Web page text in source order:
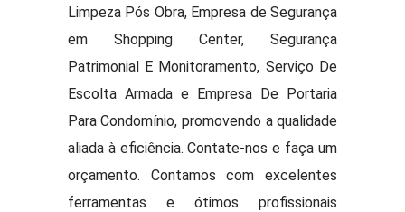
Limpeza Pós Obra, Empresa de Segurança
em Shopping Center, Segurança
Patrimonial E Monitoramento, Serviço De
Escolta Armada e Empresa De Portaria
Para Condomínio, promovendo a qualidade
aliada à eficiência. Contate-nos e faça um
orçamento. Contamos com excelentes
ferramentas e ótimos profissionais